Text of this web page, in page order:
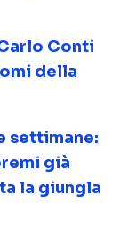
Conti
della
settimane:
già
la giungla